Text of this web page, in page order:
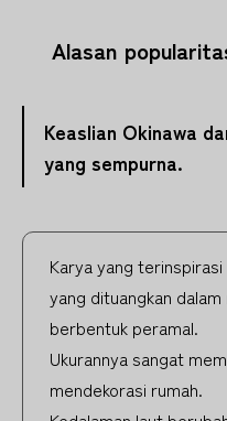
Alasan
Keaslian Okinawa
yang sempurna.
Karya yang
yang dituangkan
berbentuk peramal.
Ukurannya sangat
mendekorasi rumah.